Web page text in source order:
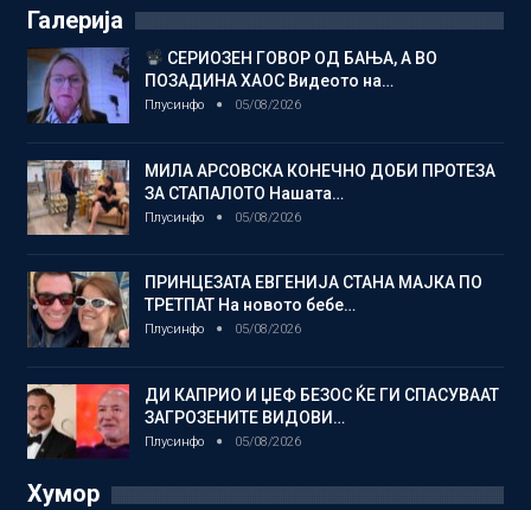
Галерија
СЕРИОЗЕН ГОВОР ОД БАЊА, А ВО
ПОЗАДИНА ХАОС Видеото на…
Плусинфо 05/08/2026
МИЛА АРСОВСКА КОНЕЧНО ДОБИ ПРОТЕЗА
ЗА СТАПАЛОТО Нашата…
Плусинфо 05/08/2026
ПРИНЦЕЗАТА ЕВГЕНИЈА СТАНА МАЈКА ПО
ТРЕТПАТ На новото бебе…
Плусинфо 05/08/2026
ДИ КАПРИО И ЏЕФ БЕЗОС ЌЕ ГИ СПАСУВААТ
ЗАГРОЗЕНИТЕ ВИДОВИ…
Плусинфо 05/08/2026
Хумор